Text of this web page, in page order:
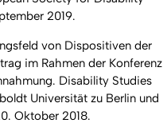
2019.
von Dispositiven der
im Rahmen der Konferenz
Disability Studies
Universität zu Berlin und
Oktober 2018.